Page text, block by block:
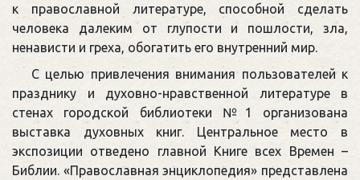
к православной литературе, способной сделать
человека далеким от глупости и пошлости, зла,
ненависти и греха, обогатить его внутренний мир.
С целью привлечения внимания пользователей к
празднику и духовно-нравственной литературе в
стенах городской библиотеки №1 организована
выставка духовных книг. Центральное место в
экспозиции отведено главной Книге всех Времен –
Библии. «Православная энциклопедия» представлена